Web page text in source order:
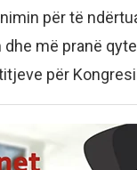
për të
më pranë
për